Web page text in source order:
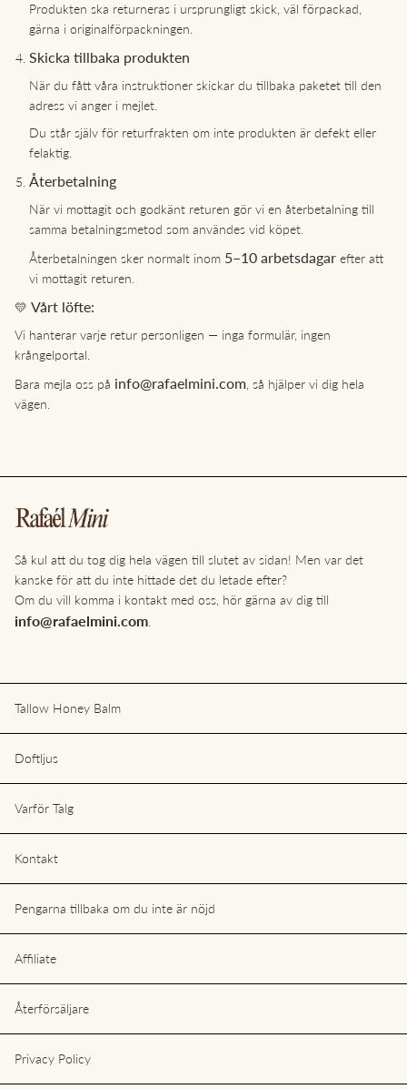
Produkten ska returneras i ursprungligt skick, väl förpackad,
gärna i originalförpackningen.
Skicka tillbaka produkten
När du fått våra instruktioner skickar du tillbaka paketet till den
adress vi anger i mejlet.
Du står själv för returfrakten om inte produkten är defekt eller
felaktig.
Återbetalning
När vi mottagit och godkänt returen gör vi en återbetalning till
samma betalningsmetod som användes vid köpet.
Återbetalningen sker normalt inom 5–10 arbetsdagar efter att
vi mottagit returen.
💛 Vårt löfte:
Vi hanterar varje retur personligen — inga formulär, ingen
krångelportal.
Bara mejla oss på info@rafaelmini.com , så hjälper vi dig hela
vägen.
Så kul att du tog dig hela vägen till slutet av sidan! Men var det
kanske för att du inte hittade det du letade efter?
Om du vill komma i kontakt med oss, hör gärna av dig till
info@rafaelmini.com
Tallow Honey Balm
Doftljus
Varför Talg
Kontakt
Pengarna tillbaka om du inte är nöjd
Affiliate
Återförsäljare
Privacy Policy